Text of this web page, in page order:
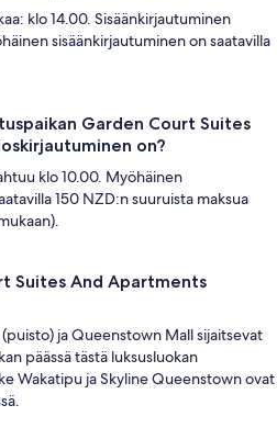
klo 14.00. Sisäänkirjautuminen
sisäänkirjautuminen on saatavilla
Garden Court Suites
on?
klo 10.00. Myöhäinen
150 NZD:n suuruista maksua
Suites And Apartments
ja Queenstown Mall sijaitsevat
päässä tästä luksusluokan
Wakatipu ja Skyline Queenstown ovat